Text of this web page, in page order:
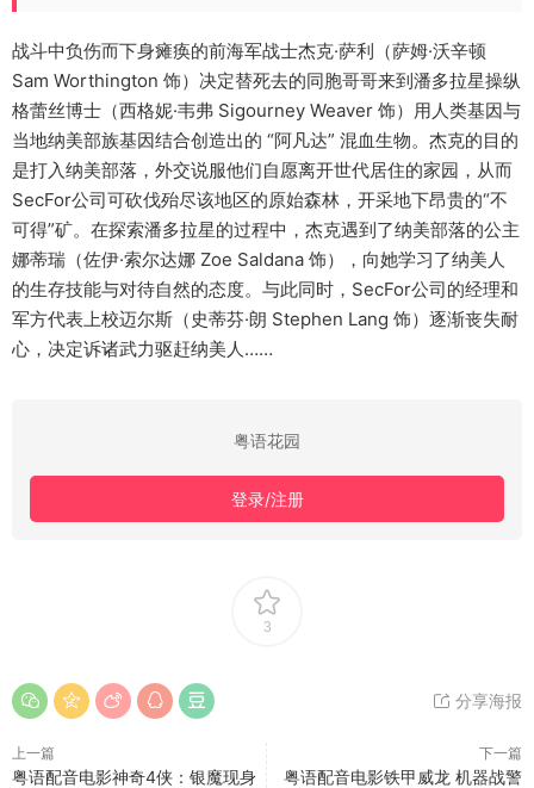
战斗中负伤而下身瘫痪的前海军战士杰克·萨利（萨姆·沃辛顿
Sam Worthington 饰）决定替死去的同胞哥哥来到潘多拉星操纵
格蕾丝博士（西格妮·韦弗 Sigourney Weaver 饰）用人类基因与
当地纳美部族基因结合创造出的 “阿凡达” 混血生物。杰克的目的
是打入纳美部落，外交说服他们自愿离开世代居住的家园，从而
SecFor公司可砍伐殆尽该地区的原始森林，开采地下昂贵的“不
可得”矿。在探索潘多拉星的过程中，杰克遇到了纳美部落的公主
娜蒂瑞（佐伊·索尔达娜 Zoe Saldana 饰），向她学习了纳美人
的生存技能与对待自然的态度。与此同时，SecFor公司的经理和
军方代表上校迈尔斯（史蒂芬·朗 Stephen Lang 饰）逐渐丧失耐
心，决定诉诸武力驱赶纳美人……
粤语花园
登录/注册
3
分享海报
上一篇
粤语配音电影神奇4侠：银魔现身
下一篇
粤语配音电影铁甲威龙 机器战警